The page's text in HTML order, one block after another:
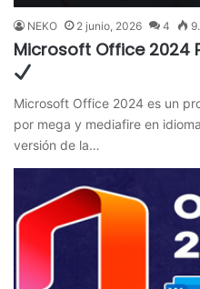
NEKO 2 junio, 2026 4
Microsoft Office 2024
Microsoft Office 2024 es un
por mega y mediafire en
versión de la…